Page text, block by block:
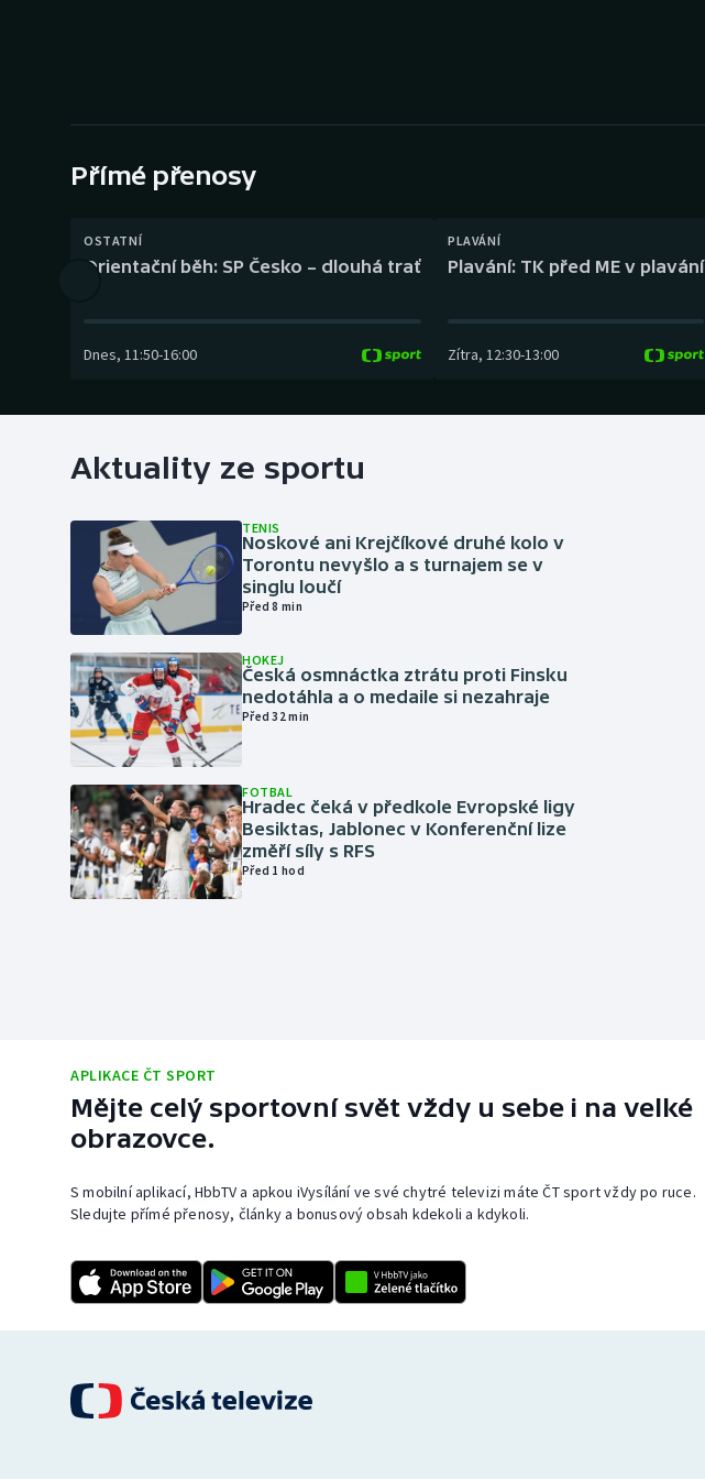
Gymnastika Plážový volejbal
Přímé přenosy
OSTATNÍ
Orientační běh: SP Česko – dlouhá trať
Dnes, 11:50-16:00
PLAVÁNÍ
Plavání: TK před ME v plavání
Zítra, 12:30-13:00
Aktuality ze sportu
TENIS
Noskové ani Krejčíkové druhé kolo v
Torontu nevyšlo a s turnajem se v
singlu loučí
Před 8 min
HOKEJ
Česká osmnáctka ztrátu proti Finsku
nedotáhla a o medaile si nezahraje
Před 32 min
FOTBAL
Hradec čeká v předkole Evropské ligy
Besiktas, Jablonec v Konferenční lize
změří síly s RFS
Před 1 hod
APLIKACE ČT SPORT
Mějte celý sportovní svět vždy u sebe i na velké
obrazovce.
S mobilní aplikací, HbbTV a apkou iVysílání ve své chytré televizi máte ČT sport vždy po ruce.
Sledujte přímé přenosy, články a bonusový obsah kdekoli a kdykoli.